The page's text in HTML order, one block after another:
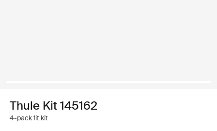
Thule Kit 145162
4-pack fit kit